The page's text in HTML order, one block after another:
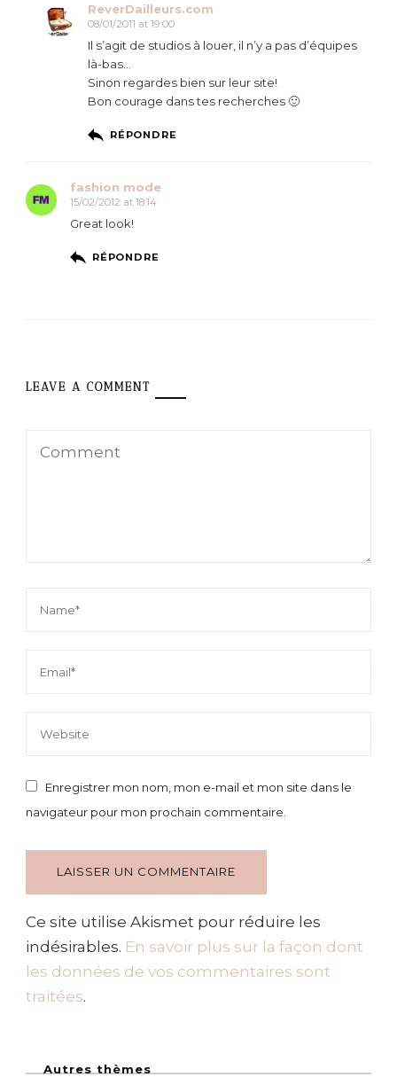
ReverDailleurs.com
08/01/2011 at 19:00
Il s’agit de studios à louer, il n’y a pas d’équipes
là-bas…
Sinon regardes bien sur leur site!
Bon courage dans tes recherches 🙂
RÉPONDRE
fashion mode
15/02/2012 at 18:14
Great look!
RÉPONDRE
LEAVE A COMMENT
Enregistrer mon nom, mon e-mail et mon site dans le
navigateur pour mon prochain commentaire.
Ce site utilise Akismet pour réduire les
indésirables. En savoir plus sur la façon dont
les données de vos commentaires sont
traitées.
Autres thèmes